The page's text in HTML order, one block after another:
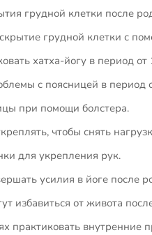
грудной клетки после
грудной клетки с
хатха-йогу в период
с поясницей в период
при помощи болстера.
чтобы снять
для укрепления рук.
усилия в йоге после
избавиться от живота
практиковать внутренние